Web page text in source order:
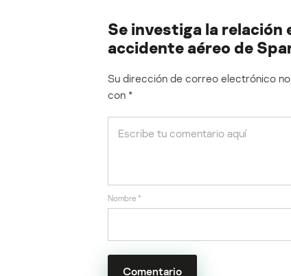
Se investiga la
accidente aéreo de
Su dirección de correo electrónico
con *
Nombre *